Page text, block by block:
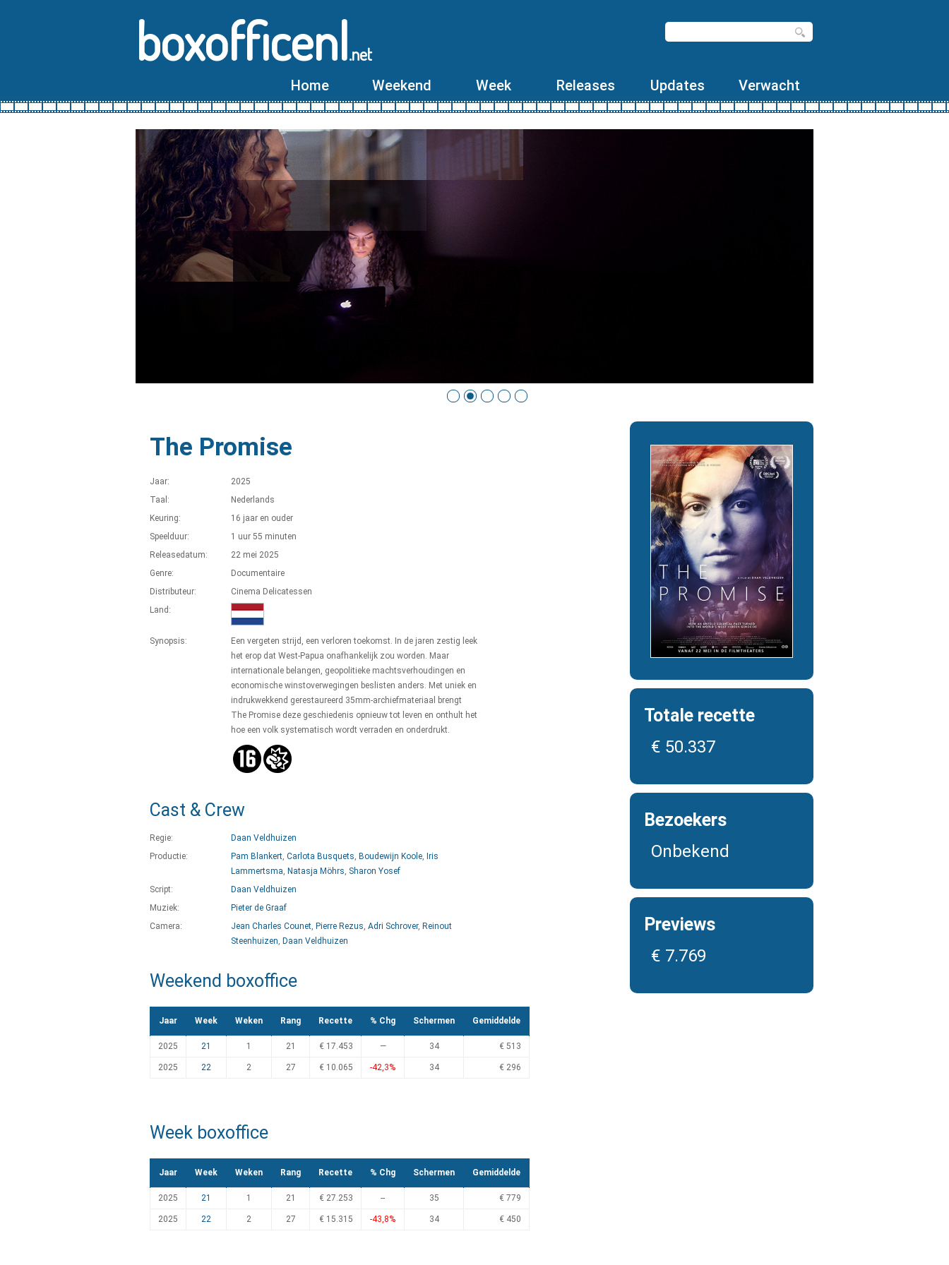
boxofficenl.net
Home Weekend Week Releases Updates Verwacht
The Promise
Jaar:
2025
Taal:
Nederlands
Keuring:
16 jaar en ouder
Speelduur:
1 uur 55 minuten
Releasedatum:
22 mei 2025
Genre:
Documentaire
Distributeur:
Cinema Delicatessen
Land:
Synopsis:
Een vergeten strijd, een verloren toekomst. In de jaren zestig leek
het erop dat West-Papua onafhankelijk zou worden. Maar
internationale belangen, geopolitieke machtsverhoudingen en
economische winstoverwegingen beslisten anders. Met uniek en
indrukwekkend gerestaureerd 35mm-archiefmateriaal brengt
The Promise deze geschiedenis opnieuw tot leven en onthult het
hoe een volk systematisch wordt verraden en onderdrukt.
Cast & Crew
Regie:
Daan Veldhuizen
Productie:
Pam Blankert, Carlota Busquets, Boudewijn Koole, Iris
Lammertsma, Natasja Möhrs, Sharon Yosef
Script:
Daan Veldhuizen
Muziek:
Pieter de Graaf
Camera:
Jean Charles Counet, Pierre Rezus, Adri Schrover, Reinout
Steenhuizen, Daan Veldhuizen
Weekend boxoffice
Jaar Week Weken Rang Recette % Chg Schermen Gemiddelde
2025 21 1 21 € 17.453 — 34 € 513
2025 22 2 27 € 10.065 -42,3% 34 € 296
Week boxoffice
Jaar Week Weken Rang Recette % Chg Schermen Gemiddelde
2025 21 1 21 € 27.253 -- 35 € 779
2025 22 2 27 € 15.315 -43,8% 34 € 450
Totale recette
€ 50.337
Bezoekers
Onbekend
Previews
€ 7.769